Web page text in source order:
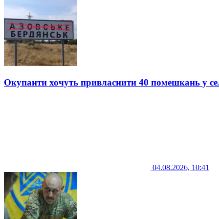
Окупанти хочуть привласнити 40 помешкань у
04.08.2026, 10:41